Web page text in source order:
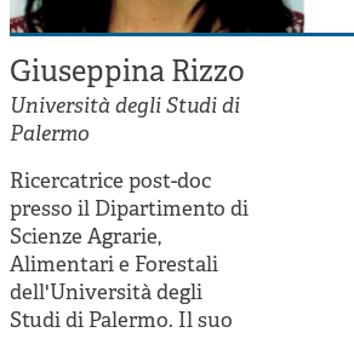
Autori
Archivio
Argomenti
Argomenti
Impresa sociale, reciprocità e
Innovazione sociale
Cooperative di comunità
Impresa sociale e democrazia
Acini di fuoco - Dossier Mezzogiorno
Valutazione e dintorni
Contatti
Sostienici
Giuseppina Rizzo
Università degli Studi di
Palermo
Ricercatrice post-doc
presso il Dipartimento di
Scienze Agrarie,
Alimentari e Forestali
dell'Università degli
Studi di Palermo. Il suo